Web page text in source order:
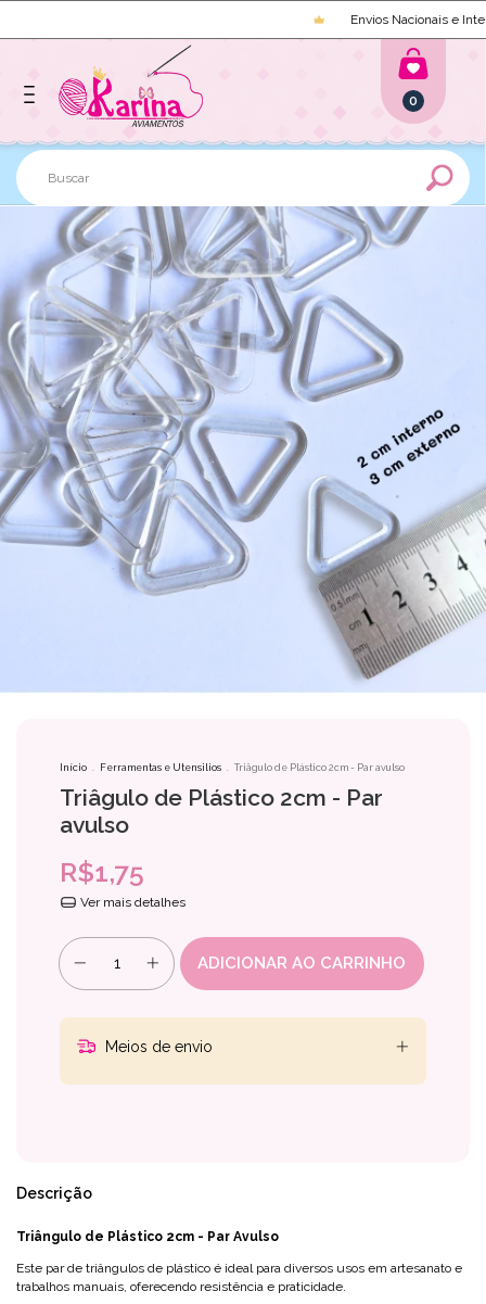
Envios Nacionais e
0
Início . Ferramentas e Utensilios . Triâgulo de Plástico 2cm - Par avulso
Triâgulo de Plástico 2cm - Par
avulso
R$1,75
Ver mais detalhes
Meios de envio
Descrição
Triângulo de Plástico 2cm - Par Avulso
Este par de triângulos de plástico é ideal para diversos usos em artesanato e
trabalhos manuais, oferecendo resistência e praticidade.